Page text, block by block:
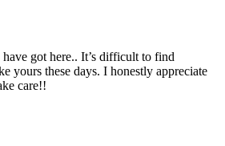
got here.. It’s difficult to find
yours these days. I honestly appreciate
care!!